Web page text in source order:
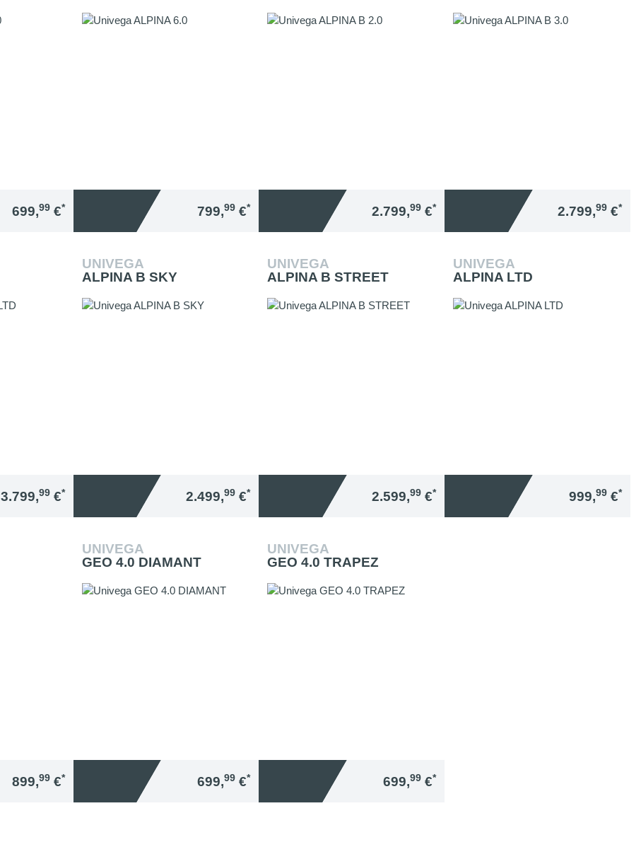
699,99€* 799,99 €* 2.799,99 €* 2.799,99€*
3.799,99€*
UNIVEGA
ALPINA B SKY
2.499,99 €*
UNIVEGA
ALPINA B STREET
2.599,99 €*
UNIVEGA
ALPINA LTD
999,99€*
899,99€*
UNIVEGA
GEO 4.0 DIAMANT
699,99 €*
UNIVEGA
GEO 4.0 TRAPEZ
699,99 €*